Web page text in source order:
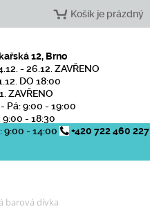
Košík je prázdný
12, Brno
- 26.12. ZAVŘENO
DO 18:00
ZAVŘENO
Pá: 9:00 - 19:00
9:00 - 18:30
9:00 - 14:00
+420 722 460 227
barová dívka